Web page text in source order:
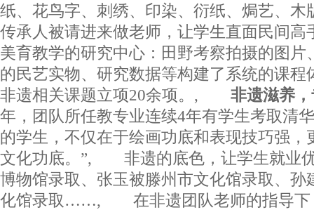
纸、花鸟字、刺绣、印染、衍纸、焗艺、木
传承人被请进来做老师，让学生直面民
美育教学的研究中心：田野考察拍摄的图片
的民艺实物、研究数据等构建了系统的课程
非遗相关课题立项20余项。, 非遗滋养
年，团队所任教专业连续4年有学生考取清
的学生，不仅在于绘画功底和表现技巧强，
文化功底。”, 非遗的底色，让学生就业
博物馆录取、张玉被滕州市文化馆录取、孙
化馆录取……, 在非遗团队老师的指导下